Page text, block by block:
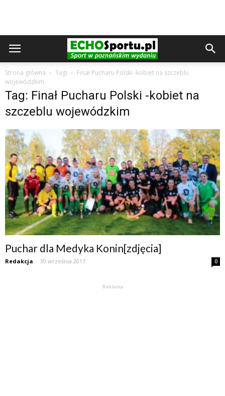
Strona główna Tagi
Finał Pucharu Polski -kobiet na szczeblu
wojewódzkim
Tag: Finał Pucharu Polski -kobiet na
szczeblu wojewódzkim
Puchar dla Medyka Konin[zdjęcia]
Redakcja - 30 września 2017 0
Reklama